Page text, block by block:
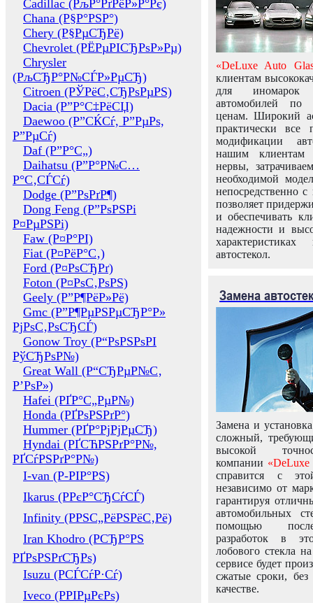
Cadillac (РљР°РґРёР»Р°Рє)
Chana (Р§Р°РЅР°)
Chery (Р§РµСЂРё)
Chevrolet (РЁРµРІСЂРѕР»Рµ)
Chrysler
(РљСЂР°Р№СЃР»РµСЂ)
Citroen (РЎРёС‚СЂРѕРµРЅ)
Dacia (Р”Р°С‡РёСЏ)
Daewoo (Р”СЌСѓ, Р”РµРѕ,
Р”РµСѓ)
Daf (Р”Р°С„)
Daihatsu (Р”Р°Р№С…
Р°С‚СЃСѓ)
Dodge (Р”РѕРґР¶)
Dong Feng (Р”РѕРЅРі
Р¤РµРЅРі)
Faw (Р¤Р°РІ)
Fiat (Р¤РёР°С‚)
Ford (Р¤РѕСЂРґ)
Foton (Р¤РѕС‚РѕРЅ)
Geely (Р”Р¶РёР»Рё)
Gmc (Р”Р¶РµРЅРµСЂР°Р»
РјРѕС‚РѕСЂСЃ)
Gonow Troy (Р“РѕРЅРѕРІ
РўСЂРѕР№)
Great Wall (Р“СЂРµР№С‚
Р’РѕР»)
Hafei (РҐР°С„РµР№)
Honda (РҐРѕРЅРґР°)
Hummer (РҐР°РјРјРµСЂ)
Hyndai (РҐСЋРЅРґР°Р№,
РҐСѓРЅРґР°Р№)
I-van (Р-РІР°РЅ)
Ikarus (РРєР°СЂСѓСЃ)
Infinity (РРЅС„РёРЅРёС‚Рё)
Iran Khodro (РСЂР°РЅ
РҐРѕРЅРґСЂРѕ)
Isuzu (РСЃСѓР·Сѓ)
Iveco (РРІРµРєРѕ)
«DeLuxe Auto
клиентам
для иномарок
автомобилей
ценам. Широкий
практически все
модификации
нашим клиентам
нервы,
необходимой
непосредственно
позволяет
и обеспечивать
надежности и
автостекол.
Замена
Замена и
сложный,
высокой
компании «DeLuxe
справится с
независимо от
гарантируя
автомобильных
помощью
разработок в
лобового стекла
сервисе будет
сжатые сроки,
качестве.